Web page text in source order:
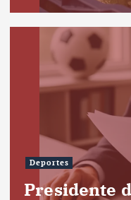
Deportes
Presidente